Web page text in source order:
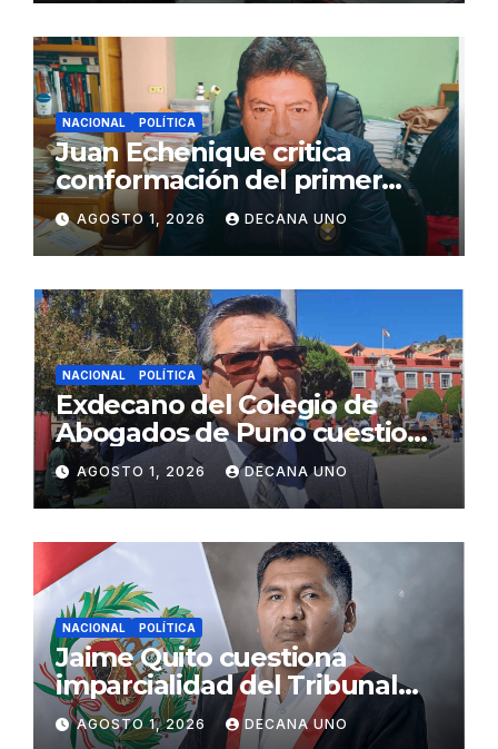
NACIONAL POLÍTICA
Juan Echenique critica
conformación del primer
gabinete ministerial de Keiko
Fujimori
AGOSTO 1, 2026 DECANA UNO
NACIONAL POLÍTICA
Exdecano del Colegio de
Abogados de Puno cuestiona
propuestas sobre seguridad
ciudadana
AGOSTO 1, 2026 DECANA UNO
NACIONAL POLÍTICA
Jaime Quito cuestiona
imparcialidad del Tribunal
Constitucional tras liberación
de Ollanta Humala
AGOSTO 1, 2026 DECANA UNO